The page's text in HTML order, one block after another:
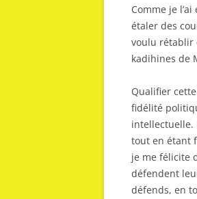
Comme je
étaler des
voulu rétablir
kadihines de
Qualifier
fidélité
intellectuelle.
tout en étant
je me félicite
défendent
défends, en